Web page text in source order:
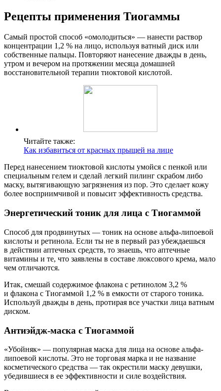
Рецепты применения Тиогаммы
Самый простой способ «омолодиться» — нанести раствор
концентрации 1,2 % на лицо, используя ватный диск или
собственные пальцы. Повторяют нанесение дважды в день,
утром и вечером на протяжении месяца домашней
восстановительной терапии тиоктовой кислотой.
Читайте также:
Как избавиться от красных прыщей на лице
Перед нанесением тиоктовой кислоты умойся с пенкой или
специальным гелем и сделай легкий пилинг скрабом либо
маску, вытягивающую загрязнения из пор. Это сделает кожу
более восприимчивой и повысит эффективность средства.
Энергетический тоник для лица с Тиогаммой
Способ для продвинутых — тоник на основе альфа-липоевой
кислоты и ретинола. Если ты не в первый раз убеждаешься
в действии аптечных средств, то знаешь, что аптечные
витамины и те, что заявлены в составе люксового крема, мало
чем отличаются.
Итак, смешай содержимое флакона с ретинолом 3,2 %
и флакона с Тиогаммой 1,2 % в емкости от старого тоника.
Используй дважды в день, протирая все участки лица ватным
диском.
Антиэйдж-маска с Тиогаммой
«Убойняк» — популярная маска для лица на основе альфа-
липоевой кислоты. Это не торговая марка и не название
косметического средства — так окрестили маску девушки,
убедившиеся в ее эффективности и силе воздействия.